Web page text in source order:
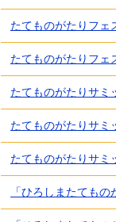
たてものがたりフェ
たてものがたりフェ
たてものがたりサミ
たてものがたりサミ
たてものがたりサミ
「ひろしまたても